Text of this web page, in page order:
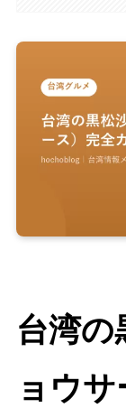
台湾の
ョウ